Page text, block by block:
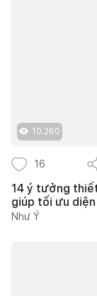
10.260
16
14 ý tưởng
giúp tối ưu
Như Ý